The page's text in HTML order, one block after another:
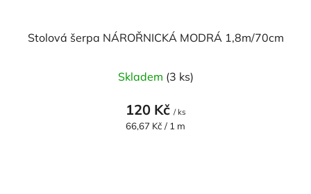
Stolová šerpa NÁROŘNICKÁ MODRÁ 1,8m/70cm
Skladem (3 ks)
120 Kč / ks
Měrná
66,67 Kč / 1 m